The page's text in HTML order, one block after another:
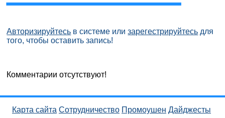
Авторизируйтесь в системе илизарегестрируйтесь для
того, чтобы оставить запись!
Комментарии отсутствуют!
Карта сайта Сотрудничество Промоушен Дайджесты